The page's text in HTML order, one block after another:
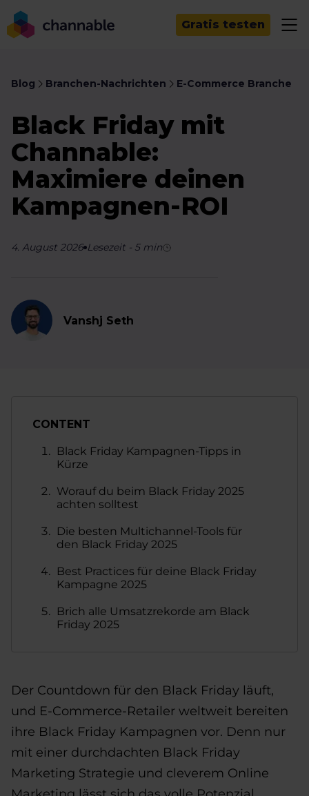
Gratis testen
Blog Branchen-Nachrichten E-Commerce Branche
Black Friday mit
Channable:
Maximiere deinen
Kampagnen-ROI
4. August 2026 Lesezeit - 5min
Vanshj Seth
CONTENT
Black Friday Kampagnen-Tipps in
Kürze
Worauf du beim Black Friday 2025
achten solltest
Die besten Multichannel-Tools für
den Black Friday 2025
Best Practices für deine Black Friday
Kampagne 2025
Brich alle Umsatzrekorde am Black
Friday 2025
Der Countdown für den Black Friday läuft,
und E-Commerce-Retailer weltweit bereiten
ihre Black Friday Kampagnen vor. Denn nur
mit einer durchdachten Black Friday
Marketing Strategie und cleverem Online